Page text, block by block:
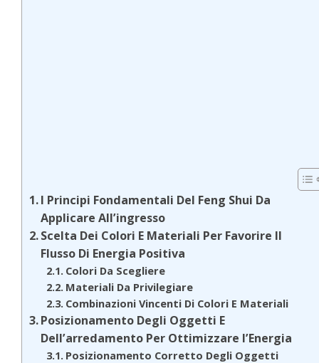
I Principi Fondamentali Del Feng Shui Da
Applicare All’ingresso
Scelta Dei Colori E Materiali Per Favorire Il
Flusso Di Energia Positiva
Colori Da Scegliere
Materiali Da Privilegiare
Combinazioni Vincenti Di Colori E Materiali
Posizionamento Degli Oggetti E
Dell’arredamento Per Ottimizzare l’Energia
Posizionamento Corretto Degli Oggetti